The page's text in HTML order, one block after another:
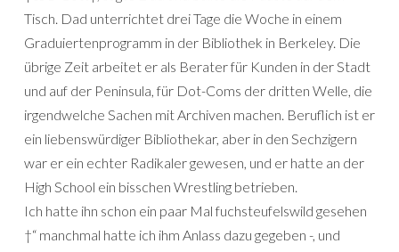
Tisch. Dad unterrichtet drei Tage die Woche in einem
Graduiertenprogramm in der Bibliothek in Berkeley. Die
übrige Zeit arbeitet er als Berater für Kunden in der Stadt
und auf der Peninsula, für Dot-Coms der dritten Welle, die
irgendwelche Sachen mit Archiven machen. Beruflich ist er
ein liebenswürdiger Bibliothekar, aber in den Sechzigern
war er ein echter Radikaler gewesen, und er hatte an der
High School ein bisschen Wrestling betrieben.
Ich hatte ihn schon ein paar Mal fuchsteufelswild gesehen
†“ manchmal hatte ich ihm Anlass dazu gegeben -, und